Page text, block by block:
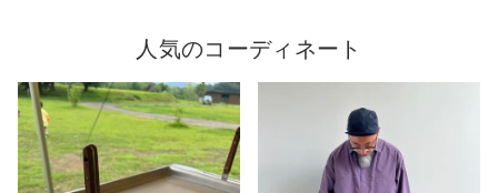
人気のコーディネート